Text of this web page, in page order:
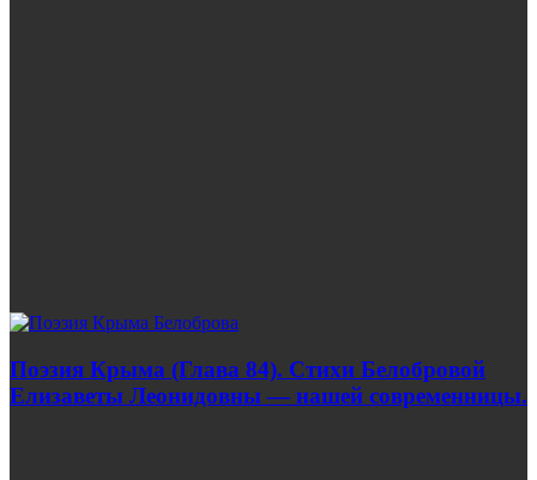
Поэзия Крыма (Глава 84). Стихи Белобровой
Елизаветы Леонидовны — нашей современницы.